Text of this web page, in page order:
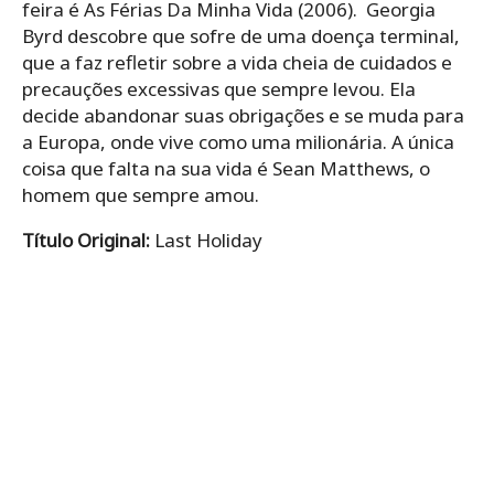
feira é As Férias Da Minha Vida (2006). Georgia
Byrd descobre que sofre de uma doença terminal,
que a faz refletir sobre a vida cheia de cuidados e
precauções excessivas que sempre levou. Ela
decide abandonar suas obrigações e se muda para
a Europa, onde vive como uma milionária. A única
coisa que falta na sua vida é Sean Matthews, o
homem que sempre amou.
Título Original: Last Holiday